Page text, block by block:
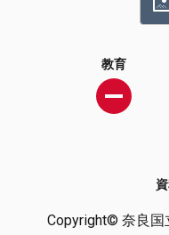
教育
Copyright© 奈良国